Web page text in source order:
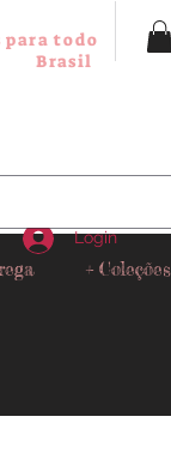
para todo
Brasil
+ Coleções
Login